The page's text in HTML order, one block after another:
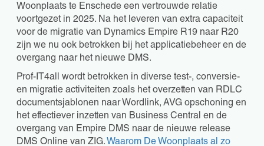
Woonplaats te Enschede een vertrouwde relatie
voortgezet in 2025. Na het leveren van extra capaciteit
voor de migratie van Dynamics Empire R19 naar R20
zijn we nu ook betrokken bij het applicatiebeheer en de
overgang naar het nieuwe DMS.
Prof-IT4all wordt betrokken in diverse test-, conversie-
en migratie activiteiten zoals het overzetten van RDLC
documentsjablonen naar Wordlink, AVG opschoning en
het effectiever inzetten van Business Central en de
overgang van Empire DMS naar de nieuwe release
DMS Online van ZIG. Waarom De Woonplaats al zo